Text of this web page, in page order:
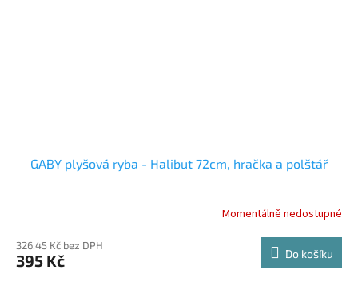
GABY plyšová ryba - Halibut 72cm, hračka a polštář
Momentálně nedostupné
326,45 Kč bez DPH
395 Kč Do košíku